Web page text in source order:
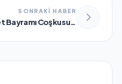
SONRAKİ HABER
Bayramı Coşkusu…